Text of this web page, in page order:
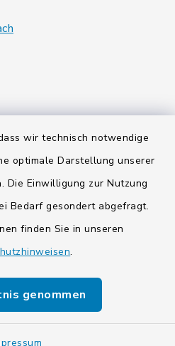
wir technisch notwendige
optimale Darstellung unserer
Die Einwilligung zur Nutzung
Bedarf gesondert abgefragt.
finden Sie in unseren
.
genommen